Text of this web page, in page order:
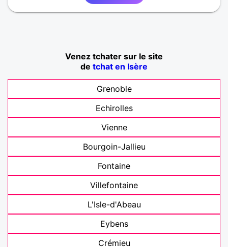
Venez tchater sur le site
de tchat en Isère
Grenoble
Echirolles
Vienne
Bourgoin-Jallieu
Fontaine
Villefontaine
L'Isle-d'Abeau
Eybens
Crémieu